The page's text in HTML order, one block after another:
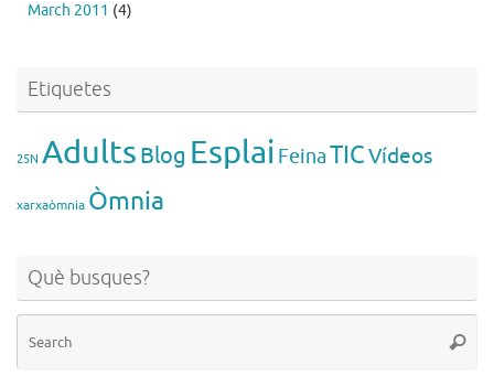
March 2011 (4)
Etiquetes
25N AdultsBlog Esplai FeinaTICVídeos
xarxaòmnia Òmnia
Què busques?